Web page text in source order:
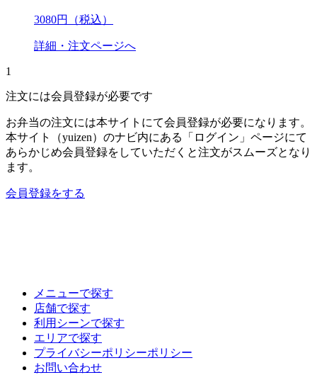
3080円（税込）
詳細・注文ページへ
1
注文には会員登録が必要です
お弁当の注文には本サイトにて会員登録が必要になります。
本サイト（yuizen）のナビ内にある「ログイン」ページにて
あらかじめ会員登録をしていただくと注文がスムーズとなり
ます。
会員登録をする
メニューで探す
店舗で探す
利用シーンで探す
エリアで探す
プライバシーポリシーポリシー
お問い合わせ